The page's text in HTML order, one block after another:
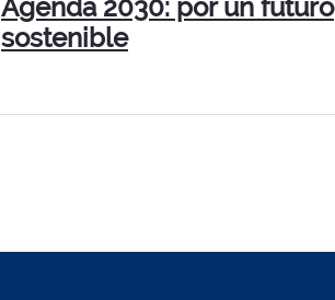
Agenda 2030: por un futuro
sostenible